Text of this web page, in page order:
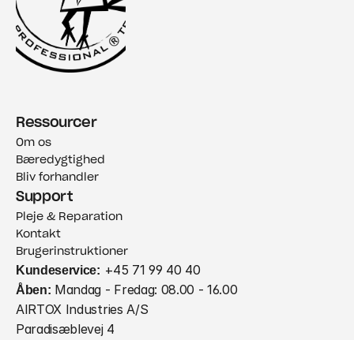
Ressourcer
Om os
Bæredygtighed
Bliv forhandler
Support
Pleje & Reparation
Kontakt
Brugerinstruktioner
Kundeservice: +45 71 99 40 40
Åben: Mandag - Fredag: 08.00 - 16.00
AIRTOX Industries A/S
Paradisæblevej 4